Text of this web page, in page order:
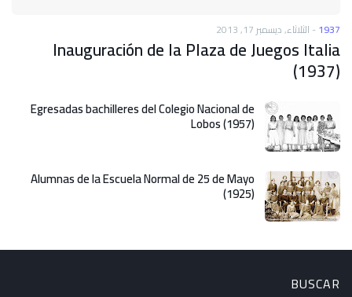
1937
- الثلاثاء, ديسمبر 17, 2013
Inauguración de la Plaza de Juegos Italia
(1937)
Egresadas bachilleres del Colegio Nacional de
Lobos (1957)
Alumnas de la Escuela Normal de 25 de Mayo
(1925)
BUSCAR